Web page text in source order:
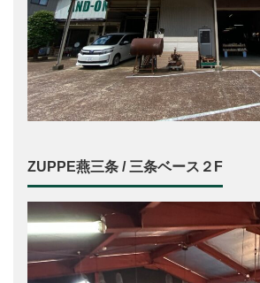
ZUPPE燕三条 / 三条ベース２F